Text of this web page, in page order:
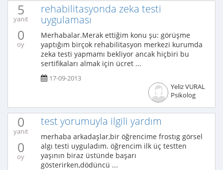
5
yanıt
0
oy
rehabilitasyonda zeka testi
uygulaması
Merhabalar.Merak ettiğim konu şu: görüşme
yaptığım birçok rehabilitasyon merkezi kurumda
zeka testi yapmamı bekliyor ancak hiçbiri bu
sertifikaları almak için ücret ...
17-09-2013
Yeliz VURAL
Psikolog
0
yanıt
0
oy
test yorumuyla ilgili yardım
merhaba arkadaşlar,bir öğrencime frostıg görsel
algı testi uyguladım. öğrencim ilk üç testten
yaşının biraz üstünde başarı
gösterirken,dödüncü ...